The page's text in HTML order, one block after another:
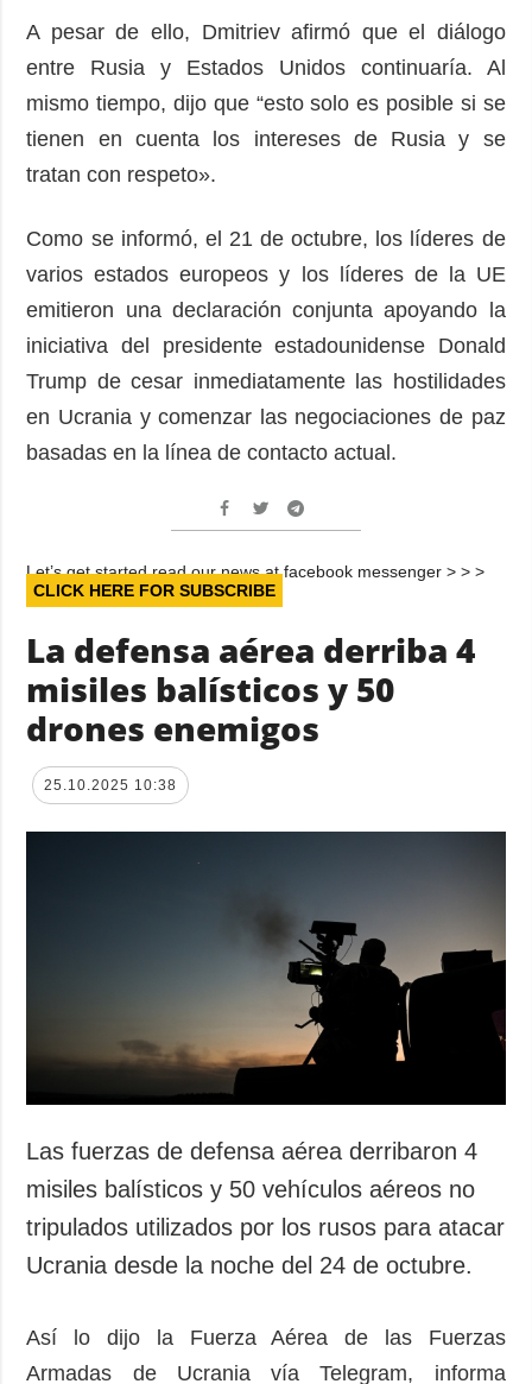
A pesar de ello, Dmitriev afirmó que el diálogo
entre Rusia y Estados Unidos continuaría. Al
mismo tiempo, dijo que “esto solo es posible si se
tienen en cuenta los intereses de Rusia y se
tratan con respeto».
Como se informó, el 21 de octubre, los líderes de
varios estados europeos y los líderes de la UE
emitieron una declaración conjunta apoyando la
iniciativa del presidente estadounidense Donald
Trump de cesar inmediatamente las hostilidades
en Ucrania y comenzar las negociaciones de paz
basadas en la línea de contacto actual.
Let’s get started read our news at facebook messenger > > >
CLICK HERE FOR SUBSCRIBE
La defensa aérea derriba 4
misiles balísticos y 50
drones enemigos
25.10.2025 10:38
Las fuerzas de defensa aérea derribaron 4
misiles balísticos y 50 vehículos aéreos no
tripulados utilizados por los rusos para atacar
Ucrania desde la noche del 24 de octubre.
Así lo dijo la Fuerza Aérea de las Fuerzas
Armadas de Ucrania vía Telegram, informa